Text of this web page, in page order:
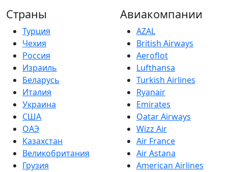
Страны
Турция
Чехия
Россия
Израиль
Беларусь
Италия
Украина
США
ОАЭ
Казахстан
Великобритания
Грузия
Авиакомпании
AZAL
British Airways
Aeroflot
Lufthansa
Turkish Airlines
Ryanair
Emirates
Qatar Airways
Wizz Air
Air France
Air Astana
American Airlines